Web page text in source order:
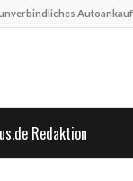
Redaktion